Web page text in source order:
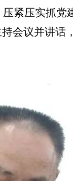
紧压实抓
会议并讲话